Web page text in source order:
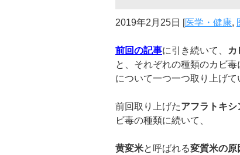
2019年2月25日 [医学・健康,
前回の記事に引き続いて、
カ
と、それぞれの種類のカビ
について一つ一つ取り上げて
前回取り上げたアフラトキシ
ビ毒の種類に続いて、
黄変米と呼ばれる変質米の原